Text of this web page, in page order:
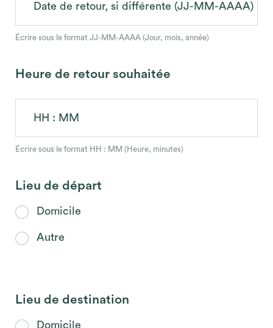
Date de retour, si différente (JJ-MM-AAAA)
Écrire sous le format JJ-MM-AAAA (Jour, mois, année)
Heure de retour souhaitée
HH : MM
Écrire sous le format HH : MM (Heure, minutes)
Lieu de départ
Domicile
Autre
Lieu de destination
Domicile